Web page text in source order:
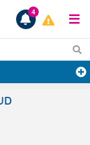
4